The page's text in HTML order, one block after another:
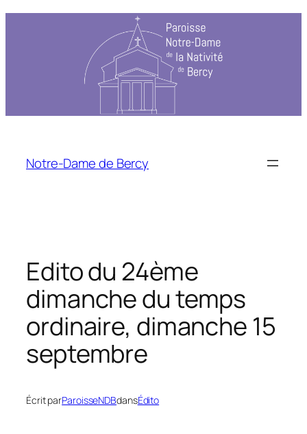
Notre-Dame de Bercy
Edito du 24ème
dimanche du temps
ordinaire, dimanche 15
septembre
Écrit parParoisseNDBdansÉdito